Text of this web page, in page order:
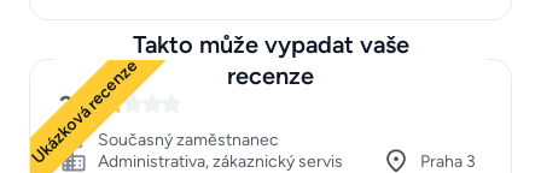
Takto může vypadat vaše
recenze
Ukázková recenze
2
Současný zaměstnanec
Administrativa, zákaznický servis
Praha 3